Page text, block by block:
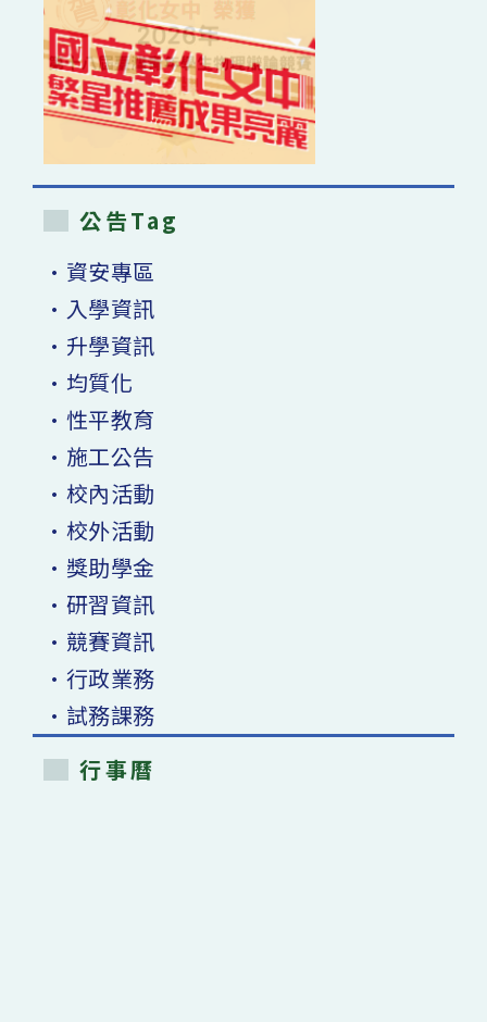
公告Tag
•資安專區
•入學資訊
•升學資訊
•均質化
•性平教育
•施工公告
•校內活動
•校外活動
•獎助學金
•研習資訊
•競賽資訊
•行政業務
•試務課務
行事曆